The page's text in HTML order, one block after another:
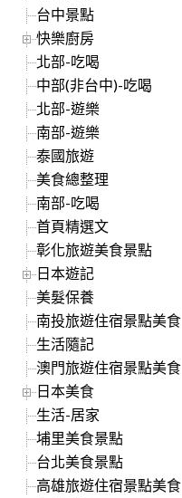
台中景點
快樂廚房
北部-吃喝
中部(非台中)-吃喝
北部-遊樂
南部-遊樂
泰國旅遊
美食總整理
南部-吃喝
首頁精選文
彰化旅遊美食景點
日本遊記
美髮保養
南投旅遊住宿景點美食
生活隨記
澳門旅遊住宿景點美食
日本美食
生活-居家
埔里美食景點
台北美食景點
高雄旅遊住宿景點美食